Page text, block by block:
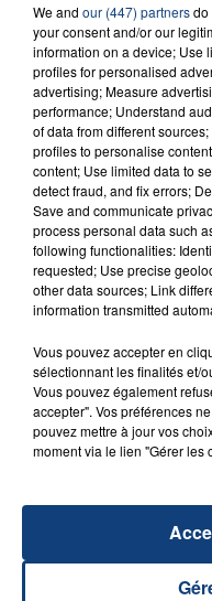
23 juillet 2026
INCENDIE
SON BÉBÉ ENTRE
Un homme s'est
aspergé sa
d'un liquide
20 juillet 2026
UNE
La famille a porté
reconnu sa
excuses.
TITRES
22h22
22h22
We and our (447) partnersdo
your consent and/or our
information on a device; Use
profiles for personalised
advertising; Measure
performance; Understand
of data from different
profiles to personalise
content; Use limited data to
detect fraud, and fix errors;
Save and communicate
process personal data such
following functionalities:
requested; Use precise
other data sources; Link
information transmitted
Vous pouvez accepter en
sélectionnant les finalités et/
Vous pouvez également
accepter". Vos préférences
pouvez mettre à jour vos
moment via le lien "Gérer les